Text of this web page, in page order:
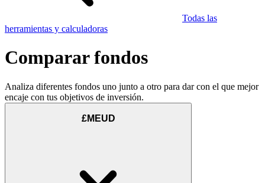
Todas las
herramientas y calculadoras
Comparar fondos
Analiza diferentes fondos uno junto a otro para dar con el que mejor
encaje con tus objetivos de inversión.
£MEUD